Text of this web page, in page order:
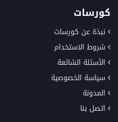
كورسات
نبذة عن كورسات
شروط الاستخدام
الأسئلة الشائعة
سياسة الخصوصية
المدونة
اتصل بنا